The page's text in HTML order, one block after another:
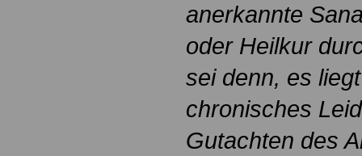
anerkannte
oder Heilkur
sei denn, es
chronisches
Gutachten des